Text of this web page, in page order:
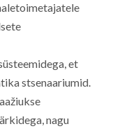
et
stsenaariumid.
nagu